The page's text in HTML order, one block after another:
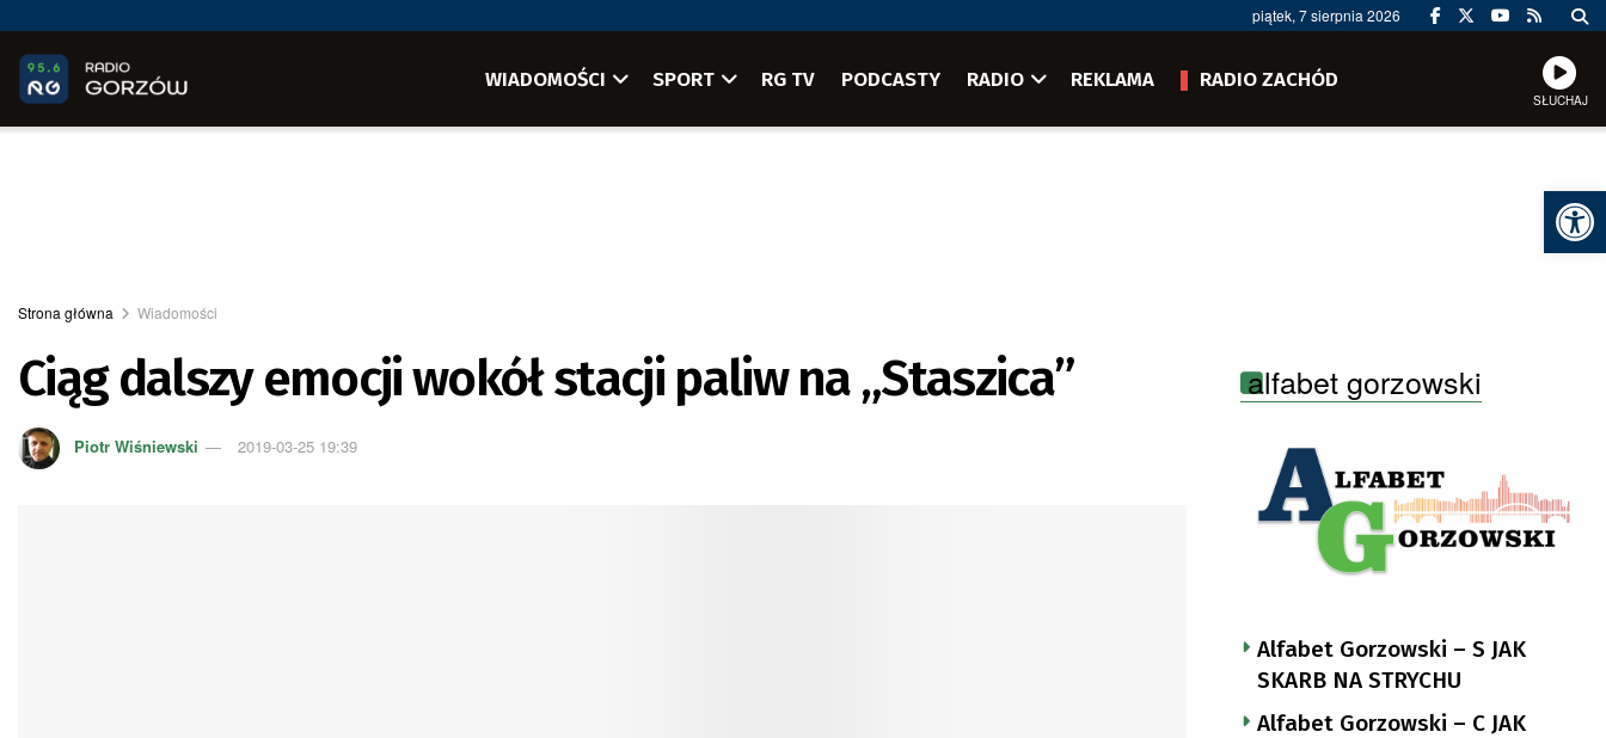
piątek, 7 sierpnia 2026
WIADOMOŚCI SPORT RG TV PODCASTY RADIO REKLAMA RADIO ZACHÓD
SŁUCHAJ
Strona główna Wiadomości
Ciąg dalszy emocji wokół stacji paliw na „Staszica”
Piotr Wiśniewski 2019-03-25 19:39
alfabet gorzowski
Alfabet Gorzowski – S JAK
SKARB NA STRYCHU
Alfabet Gorzowski – C JAK